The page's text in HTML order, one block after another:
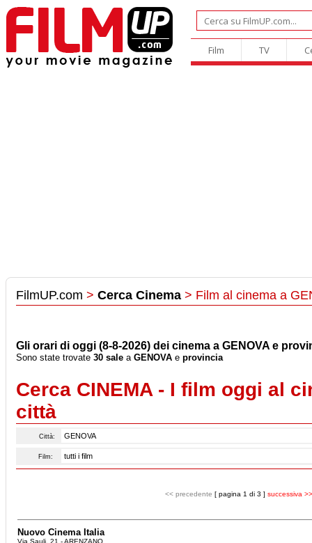
Film TV
FilmUP.com > Cerca Cinema > Film al cinema a
Gli orari di oggi (8-8-2026) dei cinema a GENOVA e
Sono state trovate 30 sale a GENOVA e provincia
Cerca CINEMA - I film oggi al
città
Città:
Film:
<< precedente [ pagina 1 di 3 ] successiva >>
Nuovo Cinema Italia
Via Sauli, 21 - ARENZANO